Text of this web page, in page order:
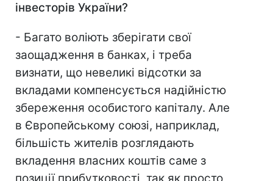
інвесторів України?
- Багато воліють зберігати свої
заощадження в банках, і треба
визнати, що невеликі відсотки за
вкладами компенсується надійністю
збереження особистого капіталу. Але
в Європейському союзі, наприклад,
більшість жителів розглядають
вкладення власних коштів саме з